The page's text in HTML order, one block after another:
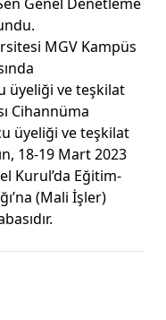
MGV Kampüs
üyeliği ve teşkilat
Cihannüma
üyeliği ve teşkilat
18-19 Mart 2023
Kurul’da Eğitim-
(Mali İşler)